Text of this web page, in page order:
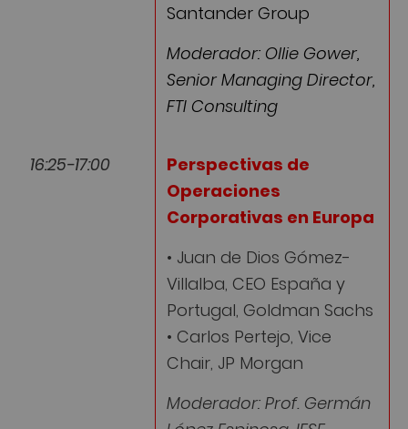
Santander Group
Moderador: Ollie Gower,
Senior Managing Director,
FTI Consulting
16:25-17:00
Perspectivas de
Operaciones
Corporativas en Europa
• Juan de Dios Gómez-
Villalba, CEO España y
Portugal, Goldman Sachs
• Carlos Pertejo, Vice
Chair, JP Morgan
Moderador: Prof. Germán